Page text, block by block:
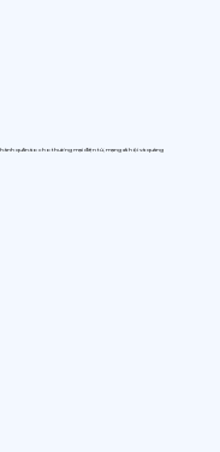
quần áo cho thương mại điện tử, mạng xã hội và quảng